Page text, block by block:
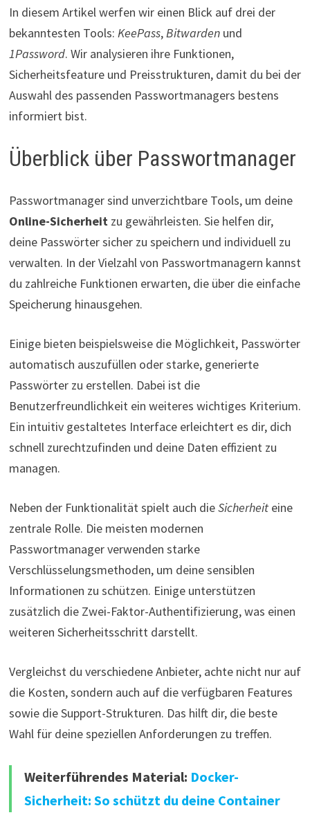
In diesem Artikel werfen wir einen Blick auf drei der
bekanntesten Tools: KeePass,Bitwardenund
1Password. Wir analysieren ihre Funktionen,
Sicherheitsfeature und Preisstrukturen, damit du bei der
Auswahl des passenden Passwortmanagers bestens
informiert bist.
Überblick über Passwortmanager
Passwortmanager sind unverzichtbare Tools, um deine
Online-Sicherheit zu gewährleisten. Sie helfen dir,
deine Passwörter sicher zu speichern und individuell zu
verwalten. In der Vielzahl von Passwortmanagern kannst
du zahlreiche Funktionen erwarten, die über die einfache
Speicherung hinausgehen.
Einige bieten beispielsweise die Möglichkeit, Passwörter
automatisch auszufüllen oder starke, generierte
Passwörter zu erstellen. Dabei ist die
Benutzerfreundlichkeit ein weiteres wichtiges Kriterium.
Ein intuitiv gestaltetes Interface erleichtert es dir, dich
schnell zurechtzufinden und deine Daten effizient zu
managen.
Neben der Funktionalität spielt auch dieSicherheiteine
zentrale Rolle. Die meisten modernen
Passwortmanager verwenden starke
Verschlüsselungsmethoden, um deine sensiblen
Informationen zu schützen. Einige unterstützen
zusätzlich die Zwei-Faktor-Authentifizierung, was einen
weiteren Sicherheitsschritt darstellt.
Vergleichst du verschiedene Anbieter, achte nicht nur auf
die Kosten, sondern auch auf die verfügbaren Features
sowie die Support-Strukturen. Das hilft dir, die beste
Wahl für deine speziellen Anforderungen zu treffen.
Weiterführendes Material: Docker-
Sicherheit: So schützt du deine Container